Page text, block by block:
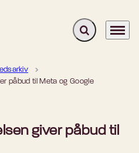
Fold søgefelt
Menu
påbud til Meta og Google
giver påbud til